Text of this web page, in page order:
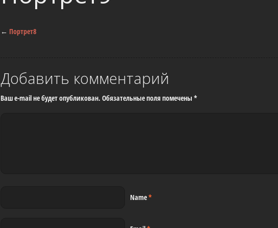
← Портрет8
Добавить комментарий
Ваш e-mail не будет опубликован. Обязательные поля помечены *
Name*